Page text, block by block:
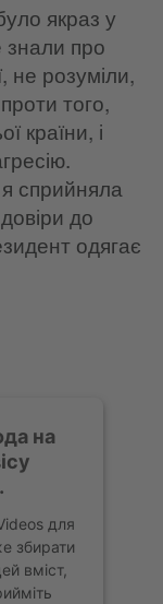
якраз у
знали про
не розуміли,
того,
країни, і
сприйняла
до
одягає
на
для
збирати
вміст,